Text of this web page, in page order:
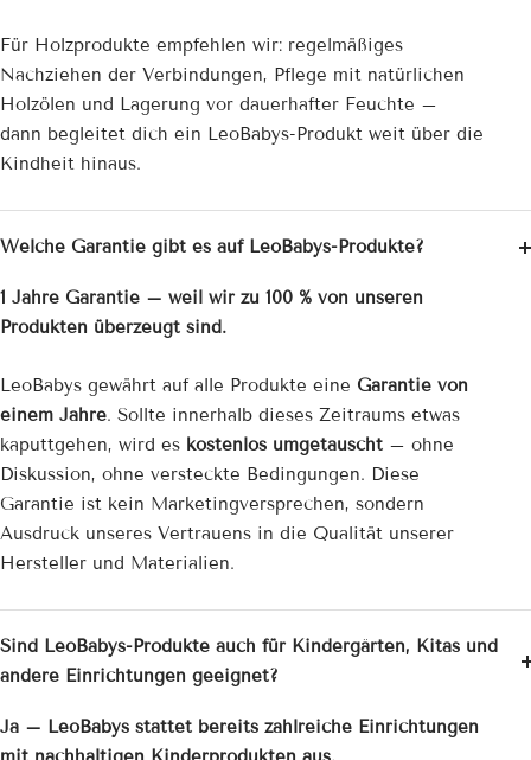
Für Holzprodukte empfehlen wir: regelmäßiges
Nachziehen der Verbindungen, Pflege mit natürlichen
Holzölen und Lagerung vor dauerhafter Feuchte –
dann begleitet dich ein LeoBabys-Produkt weit über die
Kindheit hinaus.
Welche Garantie gibt es auf LeoBabys-Produkte?
1 Jahre Garantie – weil wir zu 100 % von unseren
Produkten überzeugt sind.
LeoBabys gewährt auf alle Produkte eine Garantie von
einem Jahre. Sollte innerhalb dieses Zeitraums etwas
kaputtgehen, wird es kostenlos umgetauscht – ohne
Diskussion, ohne versteckte Bedingungen. Diese
Garantie ist kein Marketingversprechen, sondern
Ausdruck unseres Vertrauens in die Qualität unserer
Hersteller und Materialien.
Sind LeoBabys-Produkte auch für Kindergärten, Kitas und
andere Einrichtungen geeignet?
Ja – LeoBabys stattet bereits zahlreiche Einrichtungen